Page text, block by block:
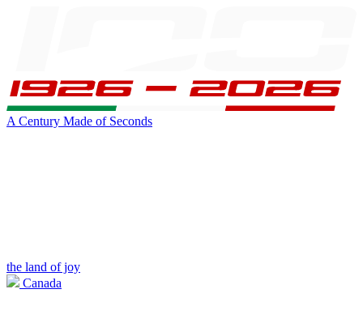
A Century Made of Seconds
the land of joy
Canada